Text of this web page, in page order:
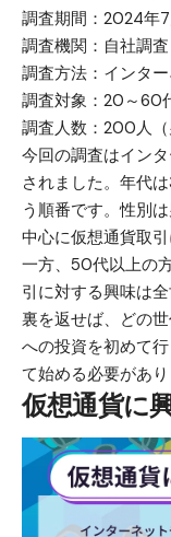
調査期間：2024年
調査機関：自社調査
調査方法：インタ
調査対象：20～60
調査人数：200人（
今回の調査はイン
されました。年代
う順番です。性別
中心に仮想通貨取
一方、50代以上の
引に対する興味は
裏を返せば、どの
への投資を初めて
て始める必要があり
仮想通貨に